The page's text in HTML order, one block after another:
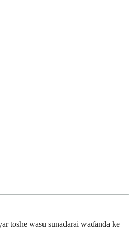
toshe wasu sunadarai waɗanda ke